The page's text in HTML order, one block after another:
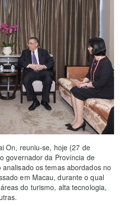
On, reuniu-se, hoje (27 de
governador da Província de
os temas abordados no
em Macau, durante o qual
do turismo, alta tecnologia,